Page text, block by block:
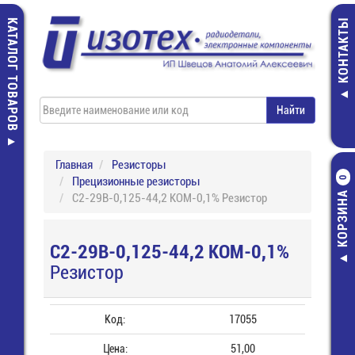
КАТАЛОГ ТОВАРОВ КОНТАКТЫ
КОРЗИНА
0
Главная
Резисторы
Прецизионные резисторы
С2-29В-0,125-44,2 КОМ-0,1% Резистор
С2-29В-0,125-44,2 КОМ-0,1%
Резистор
Код: 17055
Цена: 51,00